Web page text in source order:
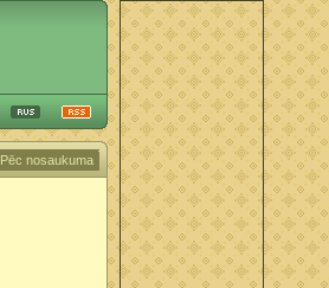
Pēc nosaukuma